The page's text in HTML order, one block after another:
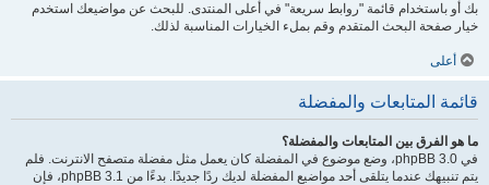
بك أو باستخدام قائمة "روابط سريعة" في أعلى المنتدى. للبحث عن مواضيعك استخدم
خيار صفحة البحث المتقدم وقم بملء الخيارات المناسبة لذلك.
أعلى
قائمة المتابعات والمفضلة
ما هو الفرق بين المتابعات والمفضلة؟
في phpBB 3.0، وضع موضوع في المفضلة كان يعمل مثل مفضلة متصفح الانترنت. فلم
يتم تنبيهك عندما يتلقى أحد مواضيع المفضلة لديك ردًا جديدًا. بدءًا من phpBB 3.1، فإن